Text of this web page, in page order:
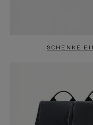
SCHENKE